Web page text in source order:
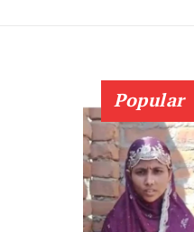
Popular